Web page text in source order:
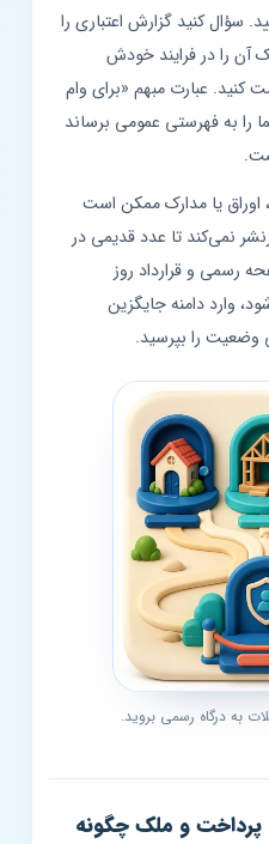
کنید گزارش اعتباری را
را در فرایند خودش
عبارت مبهم «برای وام
فهرستی عمومی برساند
یا مدارک ممکن است
نمی‌کند تا عدد قدیمی در
و قرارداد روز
دامنه جایگزین
را بپرسید.
درگاه رسمی بروید.
و ملک چگونه